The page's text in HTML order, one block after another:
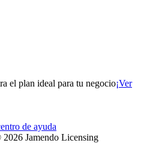
el plan ideal para tu negocio¡Ver
de ayuda
2026 Jamendo Licensing